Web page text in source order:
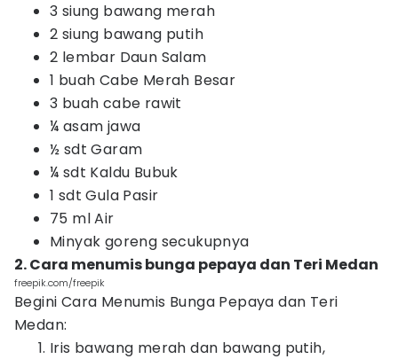
3 siung bawang merah
2 siung bawang putih
2 lembar Daun Salam
1 buah Cabe Merah Besar
3 buah cabe rawit
¼ asam jawa
½ sdt Garam
¼ sdt Kaldu Bubuk
1 sdt Gula Pasir
75 ml Air
Minyak goreng secukupnya
2. Cara menumis bunga pepaya dan Teri Medan
freepik.com/freepik
Begini Cara Menumis Bunga Pepaya dan Teri
Medan:
Iris bawang merah dan bawang putih,